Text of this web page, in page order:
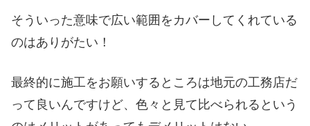
そういった意味で広い範囲をカバーしてくれている
のはありがたい！
最終的に施工をお願いするところは地元の工務店だ
って良いんですけど、色々と見て比べられるという